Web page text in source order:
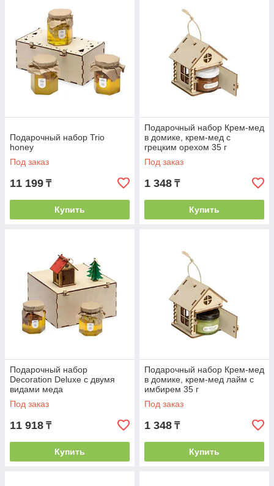
Подарочный набор Trio
honey
Под заказ
11 199 ₸
Купить
Подарочный набор Крем-мед
в домике, крем-мед с
грецким орехом 35 г
Под заказ
1 348 ₸
Купить
Подарочный набор
Decoration Deluxe с двумя
видами меда
Под заказ
11 918 ₸
Купить
Подарочный набор Крем-мед
в домике, крем-мед лайм с
имбирем 35 г
Под заказ
1 348 ₸
Купить